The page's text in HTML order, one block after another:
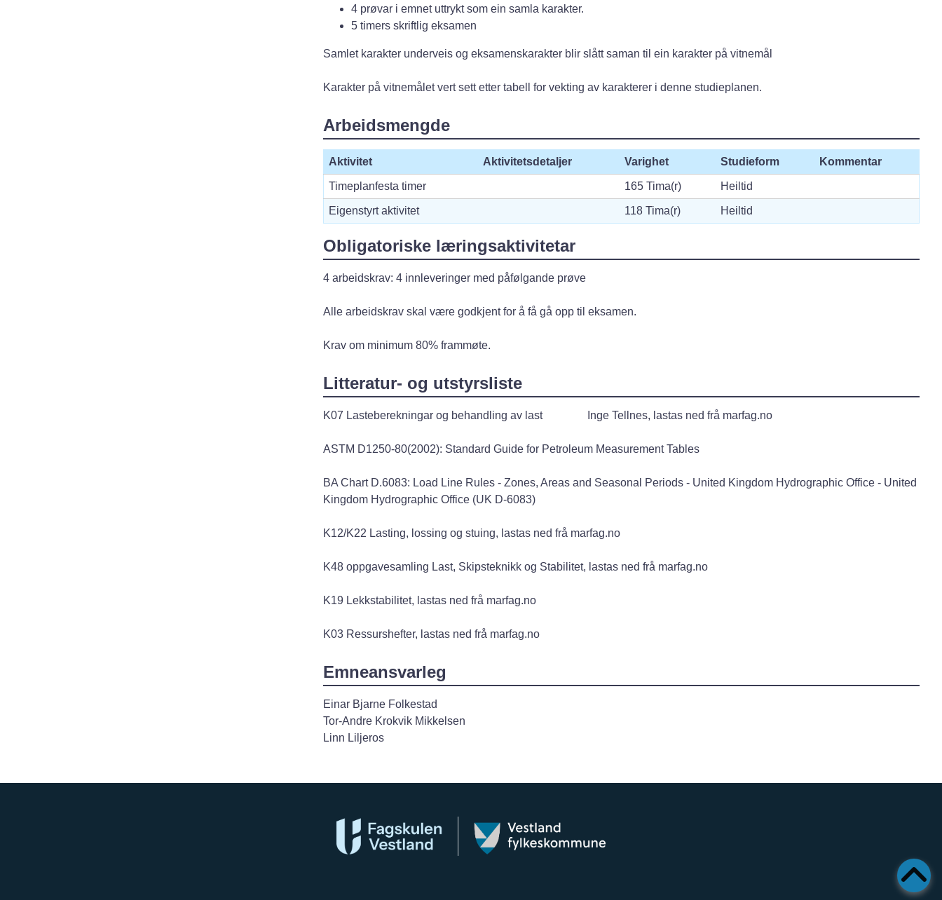
4 prøvar i emnet uttrykt som ein samla karakter.
5 timers skriftlig eksamen
Samlet karakter underveis og eksamenskarakter blir slått saman til ein karakter på vitnemål
Karakter på vitnemålet vert sett etter tabell for vekting av karakterer i denne studieplanen.
Arbeidsmengde
Aktivitet Aktivitetsdetaljer Varighet Studieform Kommentar
Timeplanfesta timer 165 Tima(r) Heiltid
Eigenstyrt aktivitet 118 Tima(r) Heiltid
Obligatoriske læringsaktivitetar
4 arbeidskrav: 4 innleveringer med påfølgande prøve
Alle arbeidskrav skal være godkjent for å få gå opp til eksamen.
Krav om minimum 80% frammøte.
Litteratur- og utstyrsliste
K07 Lasteberekningar og behandling av last Inge Tellnes, lastas ned frå marfag.no
ASTM D1250-80(2002): Standard Guide for Petroleum Measurement Tables
BA Chart D.6083: Load Line Rules - Zones, Areas and Seasonal Periods - United Kingdom Hydrographic Office - United
Kingdom Hydrographic Office (UK D-6083)
K12/K22 Lasting, lossing og stuing, lastas ned frå marfag.no
K48 oppgavesamling Last, Skipsteknikk og Stabilitet, lastas ned frå marfag.no
K19 Lekkstabilitet, lastas ned frå marfag.no
K03 Ressurshefter, lastas ned frå marfag.no
Emneansvarleg
Einar Bjarne Folkestad
Tor-Andre Krokvik Mikkelsen
Linn Liljeros